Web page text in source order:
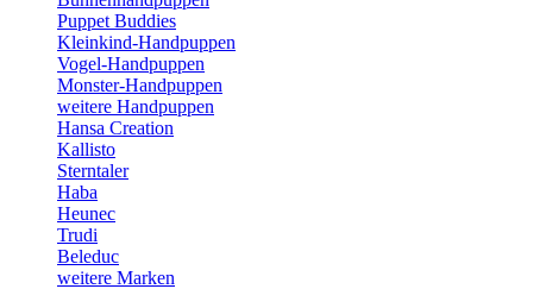
Puppet Buddies
Kleinkind-Handpuppen
Vogel-Handpuppen
Monster-Handpuppen
weitere Handpuppen
Hansa Creation
Kallisto
Sterntaler
Haba
Heunec
Trudi
Beleduc
weitere Marken